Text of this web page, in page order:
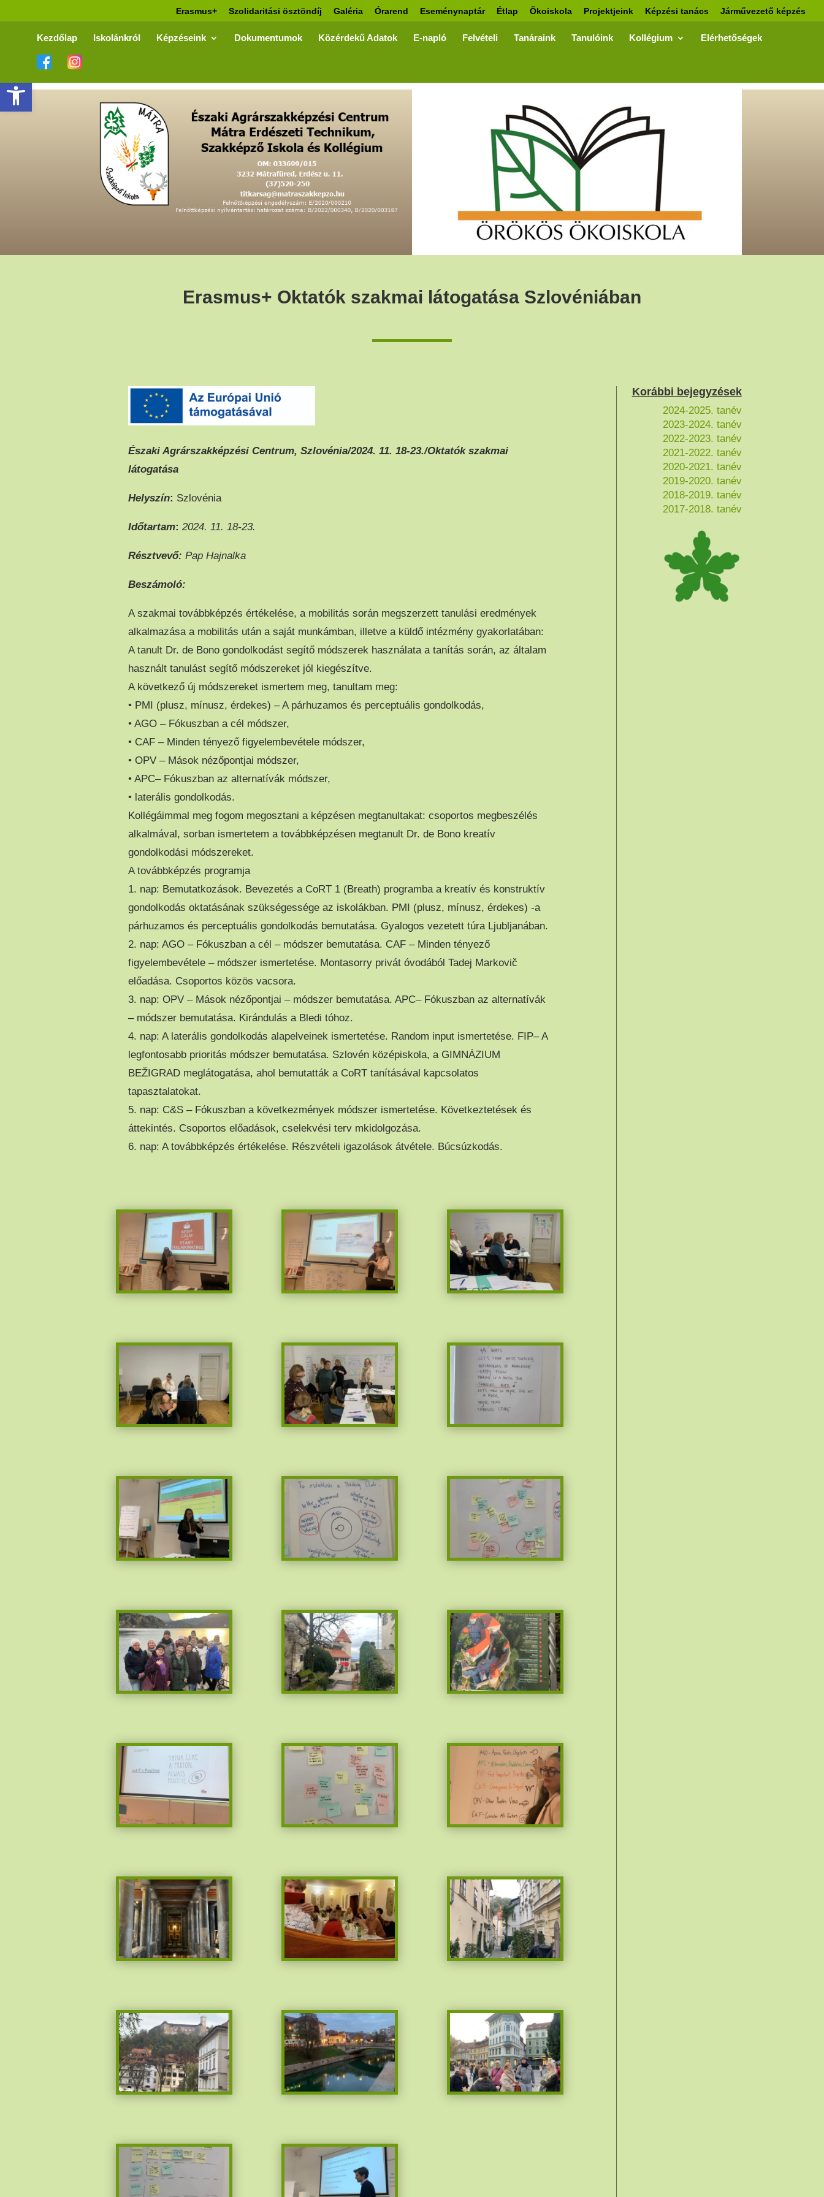
Eszköztár megnyitása
Erasmus+ Szolidaritási ösztöndíj Galéria Órarend Eseménynaptár Étlap Ökoiskola Projektjeink Képzési tanács Járművezető képzés
Kezdőlap Iskolánkról Képzéseink Dokumentumok Közérdekű Adatok E-napló Felvételi Tanáraink Tanulóink Kollégium Elérhetőségek
Erasmus+ Oktatók szakmai látogatása Szlovéniában
Északi Agrárszakképzési Centrum, Szlovénia/2024. 11. 18-23./Oktatók szakmai
látogatása
Helyszín: Szlovénia
Időtartam: 2024. 11. 18-23.
Résztvevő: Pap Hajnalka
Beszámoló:
A szakmai továbbképzés értékelése, a mobilitás során megszerzett tanulási eredmények
alkalmazása a mobilitás után a saját munkámban, illetve a küldő intézmény gyakorlatában:
A tanult Dr. de Bono gondolkodást segítő módszerek használata a tanítás során, az általam
használt tanulást segítő módszereket jól kiegészítve.
A következő új módszereket ismertem meg, tanultam meg:
• PMI (plusz, mínusz, érdekes) – A párhuzamos és perceptuális gondolkodás,
• AGO – Fókuszban a cél módszer,
• CAF – Minden tényező figyelembevétele módszer,
• OPV – Mások nézőpontjai módszer,
• APC– Fókuszban az alternatívák módszer,
• laterális gondolkodás.
Kollégáimmal meg fogom megosztani a képzésen megtanultakat: csoportos megbeszélés
alkalmával, sorban ismertetem a továbbképzésen megtanult Dr. de Bono kreatív
gondolkodási módszereket.
A továbbképzés programja
1. nap: Bemutatkozások. Bevezetés a CoRT 1 (Breath) programba a kreatív és konstruktív
gondolkodás oktatásának szükségessége az iskolákban. PMI (plusz, mínusz, érdekes) -a
párhuzamos és perceptuális gondolkodás bemutatása. Gyalogos vezetett túra Ljubljanában.
2. nap: AGO – Fókuszban a cél – módszer bemutatása. CAF – Minden tényező
figyelembevétele – módszer ismertetése. Montasorry privát óvodából Tadej Markovič
előadása. Csoportos közös vacsora.
3. nap: OPV – Mások nézőpontjai – módszer bemutatása. APC– Fókuszban az alternatívák
– módszer bemutatása. Kirándulás a Bledi tóhoz.
4. nap: A laterális gondolkodás alapelveinek ismertetése. Random input ismertetése. FIP– A
legfontosabb prioritás módszer bemutatása. Szlovén középiskola, a GIMNÁZIUM
BEŽIGRAD meglátogatása, ahol bemutatták a CoRT tanításával kapcsolatos
tapasztalatokat.
5. nap: C&S – Fókuszban a következmények módszer ismertetése. Következtetések és
áttekintés. Csoportos előadások, cselekvési terv mkidolgozása.
6. nap: A továbbképzés értékelése. Részvételi igazolások átvétele. Búcsúzkodás.
Korábbi bejegyzések
2024-2025. tanév
2023-2024. tanév
2022-2023. tanév
2021-2022. tanév
2020-2021. tanév
2019-2020. tanév
2018-2019. tanév
2017-2018. tanév